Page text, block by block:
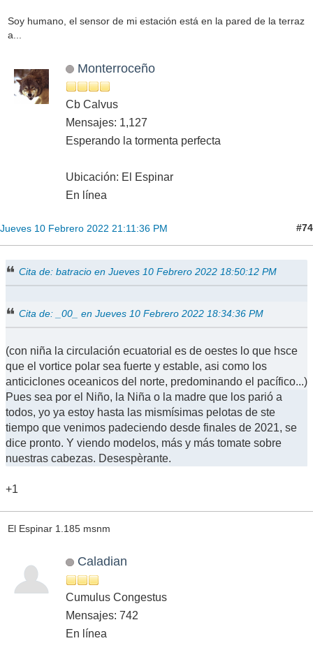
Soy humano, el sensor de mi estación está en la pared de la terraz
a...
Monterroceño
Cb Calvus
Mensajes: 1,127
Esperando la tormenta perfecta
Ubicación: El Espinar
En línea
Jueves 10 Febrero 2022 21:11:36 PM #74
Cita de: batracio en Jueves 10 Febrero 2022 18:50:12 PM
Cita de: _00_ en Jueves 10 Febrero 2022 18:34:36 PM
(con niña la circulación ecuatorial es de oestes lo que hsce
que el vortice polar sea fuerte y estable, asi como los
anticiclones oceanicos del norte, predominando el pacífico...)
Pues sea por el Niño, la Niña o la madre que los parió a
todos, yo ya estoy hasta las mismísimas pelotas de ste
tiempo que venimos padeciendo desde finales de 2021, se
dice pronto. Y viendo modelos, más y más tomate sobre
nuestras cabezas. Desespèrante.
+1
El Espinar 1.185 msnm
Caladian
Cumulus Congestus
Mensajes: 742
En línea